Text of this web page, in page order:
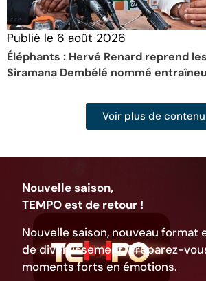
Publié le 6 août 2026
Éléphants : Hervé Renard reprend
Siramana Dembélé nommé
Voir plus de contenu
Nouvelle saison,
TEMPO est de retour !
Nouvelle saison, nouveau format
de divertissement. Préparez-
moments forts en émotions.